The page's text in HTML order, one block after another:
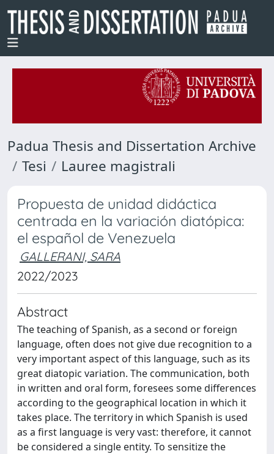
Padua Thesis and Dissertation Archive
Tesi
Lauree magistrali
Propuesta de unidad didáctica
centrada en la variación diatópica:
el español de Venezuela
GALLERANI, SARA
2022/2023
Abstract
The teaching of Spanish, as a second or foreign
language, often does not give due recognition to a
very important aspect of this language, such as its
great diatopic variation. The communication, both
in written and oral form, foresees some differences
according to the geographical location in which it
takes place. The territory in which Spanish is used
as a first language is very vast: therefore, it cannot
be considered a single entity. To sensitize the